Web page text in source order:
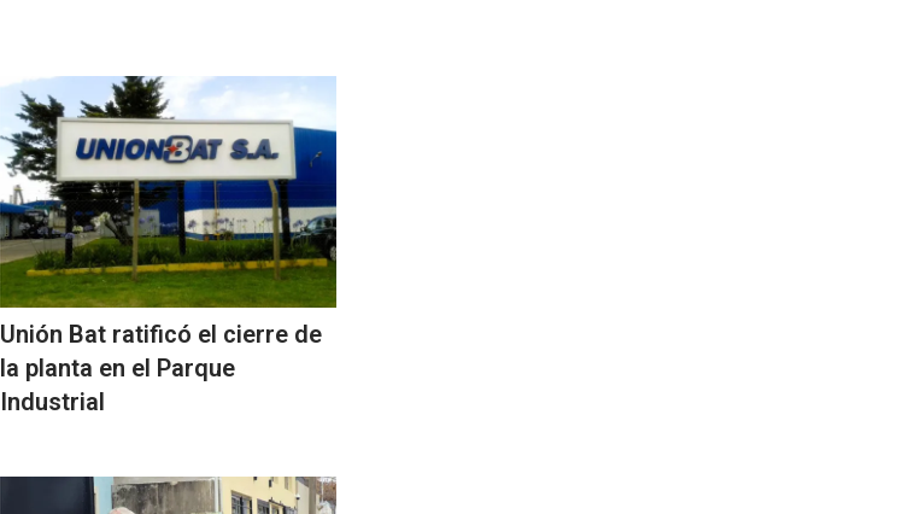
Unión Bat ratificó el cierre de
la planta en el Parque
Industrial